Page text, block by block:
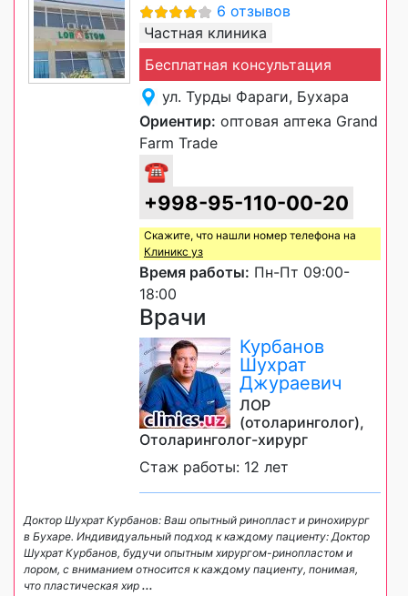
6 отзывов
Частная клиника
Бесплатная консультация
ул. Турды Фараги, Бухара
Ориентир: оптовая аптека Grand
Farm Trade
☎
+998-95-110-00-20
Скажите, что нашли номер телефона на
Клиникс уз
Время работы: Пн-Пт 09:00-
18:00
Врачи
Курбанов
Шухрат
Джураевич
ЛОР
(отоларинголог),
Отоларинголог-хирург
Стаж работы: 12 лет
Доктор Шухрат Курбанов: Ваш опытный ринопласт и ринохирург
в Бухаре. Индивидуальный подход к каждому пациенту: Доктор
Шухрат Курбанов, будучи опытным хирургом-ринопластом и
лором, с вниманием относится к каждому пациенту, понимая,
что пластическая хир ...